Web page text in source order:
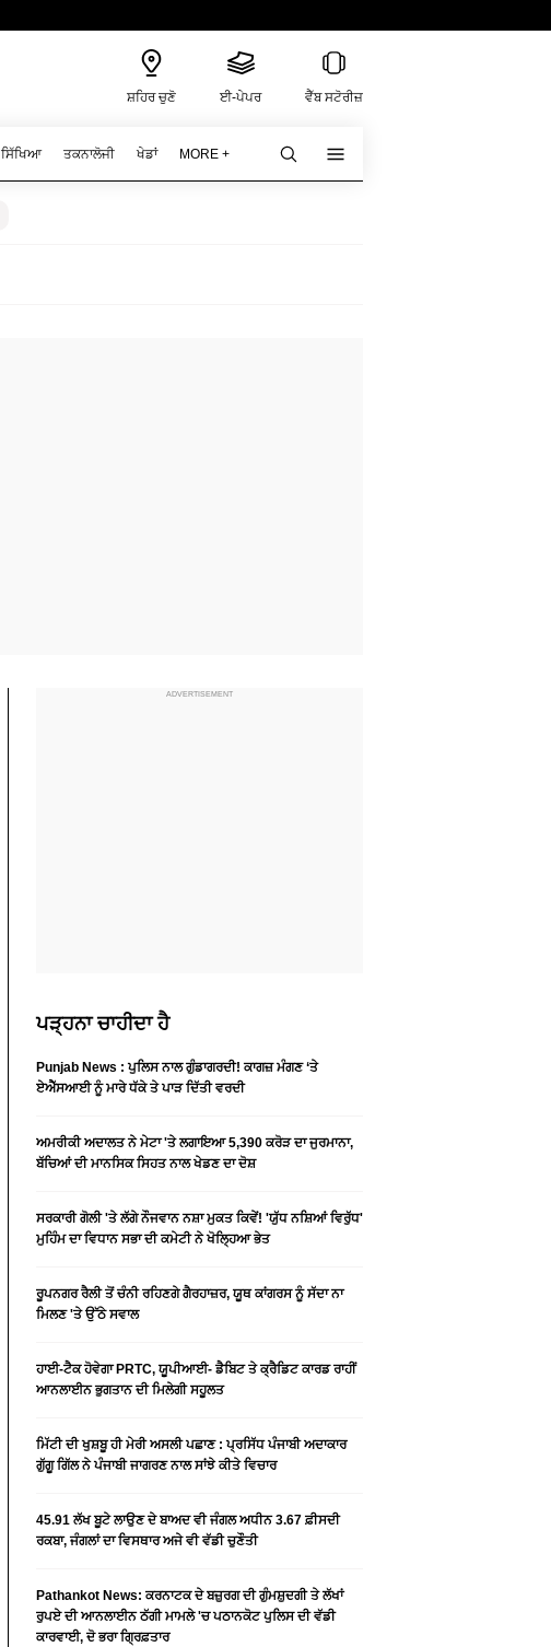
ਸ਼ਹਿਰ ਚੁਣੋ ਈ-ਪੇਪਰ ਵੈੱਬ ਸਟੋਰੀਜ਼
ਸਿੱਖਿਆ ਤਕਨਾਲੋਜੀ ਖੇਡਾਂ MORE +
ਪੜ੍ਹਨਾ ਚਾਹੀਦਾ ਹੈ
Punjab News : ਪੁਲਿਸ ਨਾਲ ਗੁੰਡਾਗਰਦੀ! ਕਾਗਜ਼ ਮੰਗਣ ‘ਤੇ
ਏਐੱਸਆਈ ਨੂੰ ਮਾਰੇ ਧੱਕੇ ਤੇ ਪਾੜ ਦਿੱਤੀ ਵਰਦੀ
ਅਮਰੀਕੀ ਅਦਾਲਤ ਨੇ ਮੇਟਾ 'ਤੇ ਲਗਾਇਆ 5,390 ਕਰੋੜ ਦਾ ਜੁਰਮਾਨਾ,
ਬੱਚਿਆਂ ਦੀ ਮਾਨਸਿਕ ਸਿਹਤ ਨਾਲ ਖੇਡਣ ਦਾ ਦੋਸ਼
ਸਰਕਾਰੀ ਗੋਲੀ 'ਤੇ ਲੱਗੇ ਨੌਜਵਾਨ ਨਸ਼ਾ ਮੁਕਤ ਕਿਵੇਂ! 'ਯੁੱਧ ਨਸ਼ਿਆਂ ਵਿਰੁੱਧ'
ਮੁਹਿੰਮ ਦਾ ਵਿਧਾਨ ਸਭਾ ਦੀ ਕਮੇਟੀ ਨੇ ਖੋਲ੍ਹਿਆ ਭੇਤ
ਰੂਪਨਗਰ ਰੈਲੀ ਤੋਂ ਚੰਨੀ ਰਹਿਣਗੇ ਗੈਰਹਾਜ਼ਰ, ਯੂਥ ਕਾਂਗਰਸ ਨੂੰ ਸੱਦਾ ਨਾ
ਮਿਲਣ 'ਤੇ ਉੱਠੇ ਸਵਾਲ
ਹਾਈ-ਟੈਕ ਹੋਵੇਗਾ PRTC, ਯੂਪੀਆਈ- ਡੈਬਿਟ ਤੇ ਕ੍ਰੈਡਿਟ ਕਾਰਡ ਰਾਹੀਂ
ਆਨਲਾਈਨ ਭੁਗਤਾਨ ਦੀ ਮਿਲੇਗੀ ਸਹੂਲਤ
ਮਿੱਟੀ ਦੀ ਖੁਸ਼ਬੂ ਹੀ ਮੇਰੀ ਅਸਲੀ ਪਛਾਣ : ਪ੍ਰਸਿੱਧ ਪੰਜਾਬੀ ਅਦਾਕਾਰ
ਗੁੱਗੂ ਗਿੱਲ ਨੇ ਪੰਜਾਬੀ ਜਾਗਰਣ ਨਾਲ ਸਾਂਝੇ ਕੀਤੇ ਵਿਚਾਰ
45.91 ਲੱਖ ਬੂਟੇ ਲਾਉਣ ਦੇ ਬਾਅਦ ਵੀ ਜੰਗਲ ਅਧੀਨ 3.67 ਫ਼ੀਸਦੀ
ਰਕਬਾ, ਜੰਗਲਾਂ ਦਾ ਵਿਸਥਾਰ ਅਜੇ ਵੀ ਵੱਡੀ ਚੁਣੌਤੀ
Pathankot News: ਕਰਨਾਟਕ ਦੇ ਬਜ਼ੁਰਗ ਦੀ ਗੁੰਮਸ਼ੁਦਗੀ ਤੇ ਲੱਖਾਂ
ਰੁਪਏ ਦੀ ਆਨਲਾਈਨ ਠੱਗੀ ਮਾਮਲੇ 'ਚ ਪਠਾਨਕੋਟ ਪੁਲਿਸ ਦੀ ਵੱਡੀ
ਕਾਰਵਾਈ, ਦੋ ਭਰਾ ਗ੍ਰਿਫ਼ਤਾਰ